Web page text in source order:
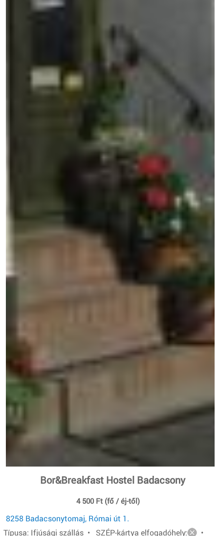
Bor&Breakfast Hostel Badacsony
4 500 Ft (fő / éj-től)
8258 Badacsonytomaj, Római út 1.
Típusa: Ifjúsági szállás • SZÉP-kártya elfogadóhely:
•